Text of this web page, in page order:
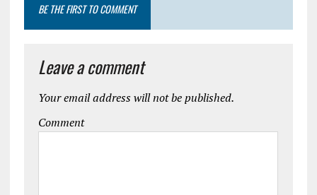
BE THE FIRST TO COMMENT
Leave a comment
Your email address will not be published.
Comment